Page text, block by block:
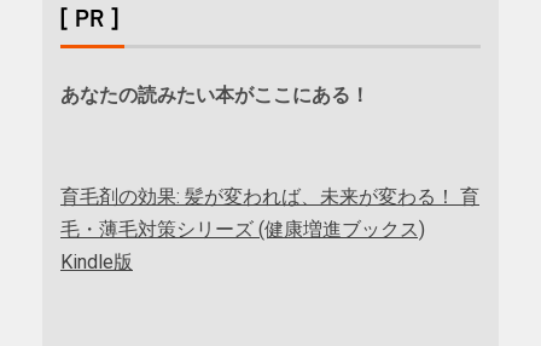
[ PR ]
あなたの読みたい本がここにある！
育毛剤の効果: 髪が変われば、未来が変わる！ 育
毛・薄毛対策シリーズ (健康増進ブックス)
Kindle版